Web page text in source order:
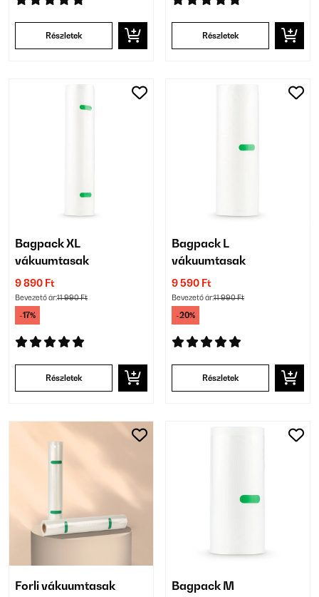
Részletek Részletek
Bagpack XL
vákuumtasak
9 890 Ft
Bevezető ár:11 990 Ft
-17%
Részletek
Bagpack L
vákuumtasak
9 590 Ft
Bevezető ár:11 990 Ft
-20%
Részletek
Forli vákuumtasak
Bagpack M